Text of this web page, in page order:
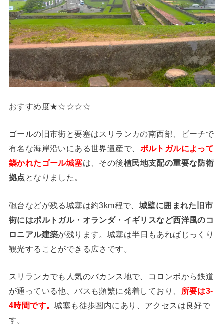
おすすめ度★☆☆☆☆
ゴールの旧市街と要塞はスリランカの南西部、ビーチで
有名な海岸沿いにある世界遺産で、 ポルトガルによって
築かれたゴール城塞は、その後植民地支配の重要な防衛
拠点 となりました。
砲台などが残る城塞は約3km程で、 城壁に囲まれた旧市
街にはポルトガル・オランダ・イギリスなど西洋風のコ
ロニアル建築が残ります。城塞は半日もあればじっくり
観光することができる広さです。
スリランカでも人気のバカンス地で、コロンボから鉄道
が通っている他、バスも頻繁に発着しており、 所要は3-
4時間です。城塞も徒歩圏内にあり、アクセスは良好で
す。